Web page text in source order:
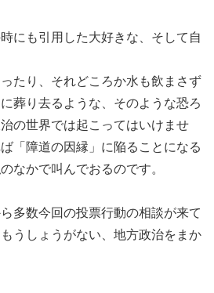
にも引用した大好きな、そして自
たり、それどころか水も飲まさず
葬り去るような、そのような恐ろ
の世界では起こってはいけませ
「障道の因縁」に陥ることになる
なかで叫んでおるのです。
多数今回の投票行動の相談が来て
うしょうがない、地方政治をまか